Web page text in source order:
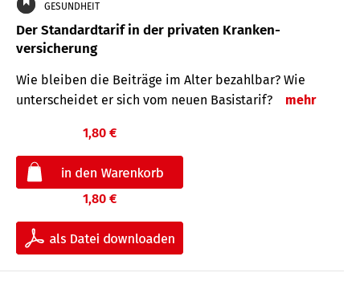
GESUNDHEIT
Der Standard­tarif in der privaten Kranken­
versicherung
Wie bleiben die Beiträge im Alter bezahlbar? Wie
unterscheidet er sich vom neuen Basistarif?
mehr
1,80 €
1,80 €